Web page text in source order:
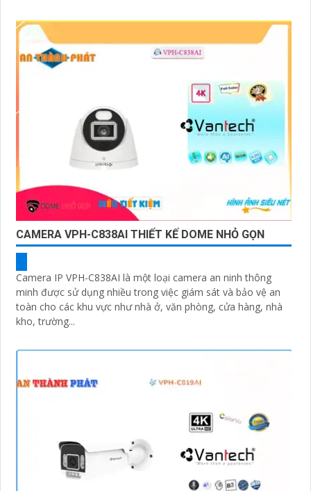
CAMERA VPH-C838AI THIẾT KẾ DOME NHỎ GỌN
Camera IP VPH-C838AI là một loại camera an ninh thông
minh được sử dụng nhiều trong việc giám sát và bảo vệ an
toàn cho các khu vực như nhà ở, văn phòng, cửa hàng, nhà
kho, trường...